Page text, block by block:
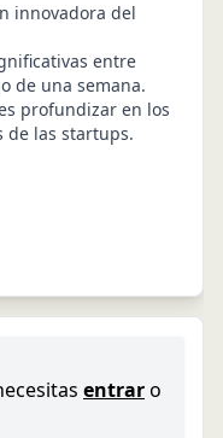
innovadora del
entre
de una semana.
profundizar en los
de las startups.
entraro